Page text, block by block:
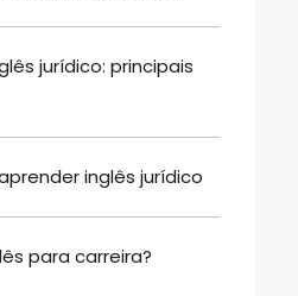
jurídico: principais
inglês jurídico
para carreira?